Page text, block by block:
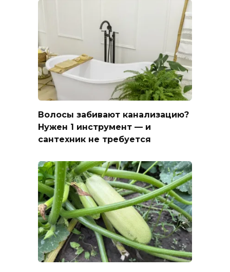
Волосы забивают канализацию?
Нужен 1 инструмент — и
сантехник не требуется